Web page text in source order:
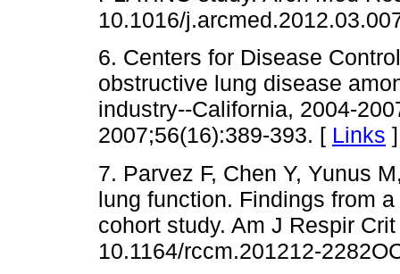
10.1016/
6. Centers for Disease
obstructive lung disease
industry--California, 2004-
2007;56(16):389-393. [ Links ]
7. Parvez F, Chen Y, Yunus
lung function. Findings from
cohort study. Am J Respir
10.1164/rccm.201212-